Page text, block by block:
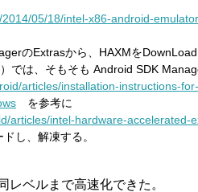
05/18/intel-x86-android-
のExtrasから、HAXMを
では、そもそも Android SDK
articles/installation-instructions-
を参考に
articles/intel-hardware-accelerated-
し、解凍する。
ベルまで高速化できた。